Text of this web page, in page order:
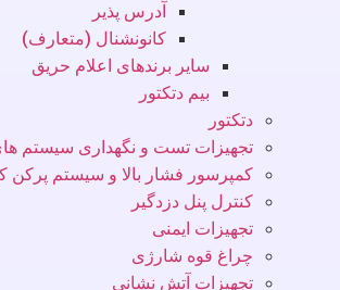
آدرس پذیر
کانونشنال (متعارف)
سایر برندهای اعلام حریق
بیم دتکتور
دتکتور
تجهیزات تست و نگهداری سیستم
کمپرسور فشار بالا و سیستم پرکن
کنترل پنل دزدگیر
تجهیزات ایمنی
چراغ قوه شارژی
تجهیزات آتش نشانی